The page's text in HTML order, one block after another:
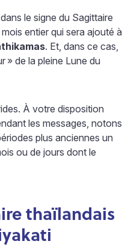
le signe du Sagittaire
entier qui sera ajouté à
. Et, dans ce cas,
» de la pleine Lune du
À votre disposition
les messages, notons
plus anciennes un
ou de jours dont le
thaïlandais